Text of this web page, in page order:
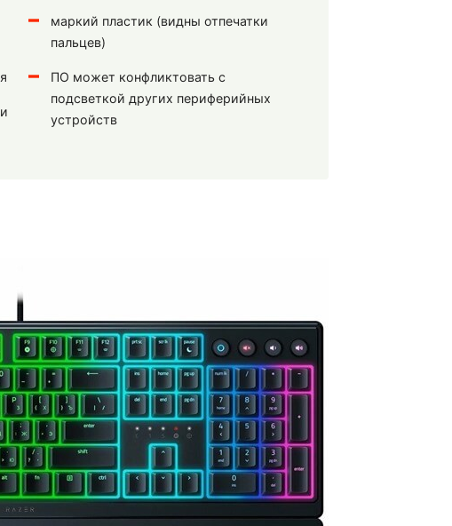
маркий пластик (видны отпечатки
пальцев)
ПО может конфликтовать с
подсветкой других периферийных
устройств